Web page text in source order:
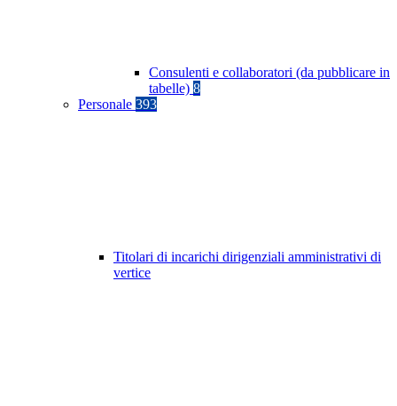
Consulenti e collaboratori (da pubblicare in
tabelle) 8
Personale 393
Titolari di incarichi dirigenziali amministrativi di
vertice